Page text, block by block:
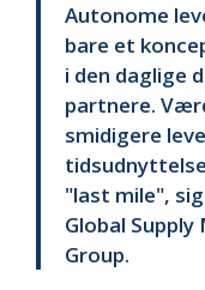
Autonome
bare et
i den daglige
partnere.
smidigere
"last mile",
Global
Group.